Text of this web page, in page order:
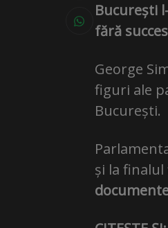
București
fără
George
figuri ale
București.
și la